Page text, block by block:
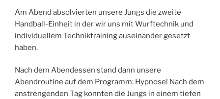
Am Abend absolvierten unsere Jungs die zweite
Handball-Einheit in der wir uns mit Wurftechnik und
individuellem Techniktraining auseinander gesetzt
haben.
Nach dem Abendessen stand dann unsere
Abendroutine auf dem Programm: Hypnose! Nach dem
anstrengenden Tag konnten die Jungs in einem tiefen